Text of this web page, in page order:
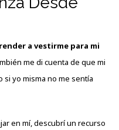
a vestirme para mi
me di cuenta de que mi
si yo misma no me sentía
en mí, descubrí un recurso